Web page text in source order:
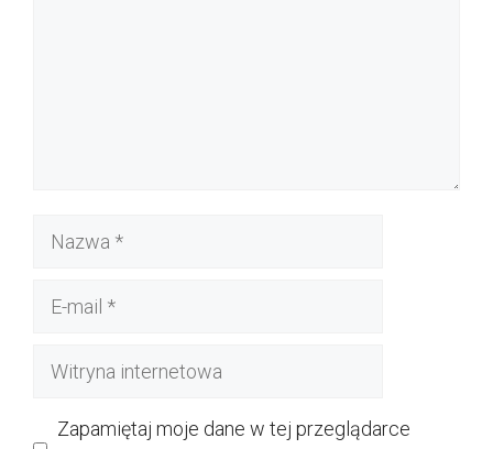
Nazwa
Witryna
Zapamiętaj moje dane w tej przeglądarce